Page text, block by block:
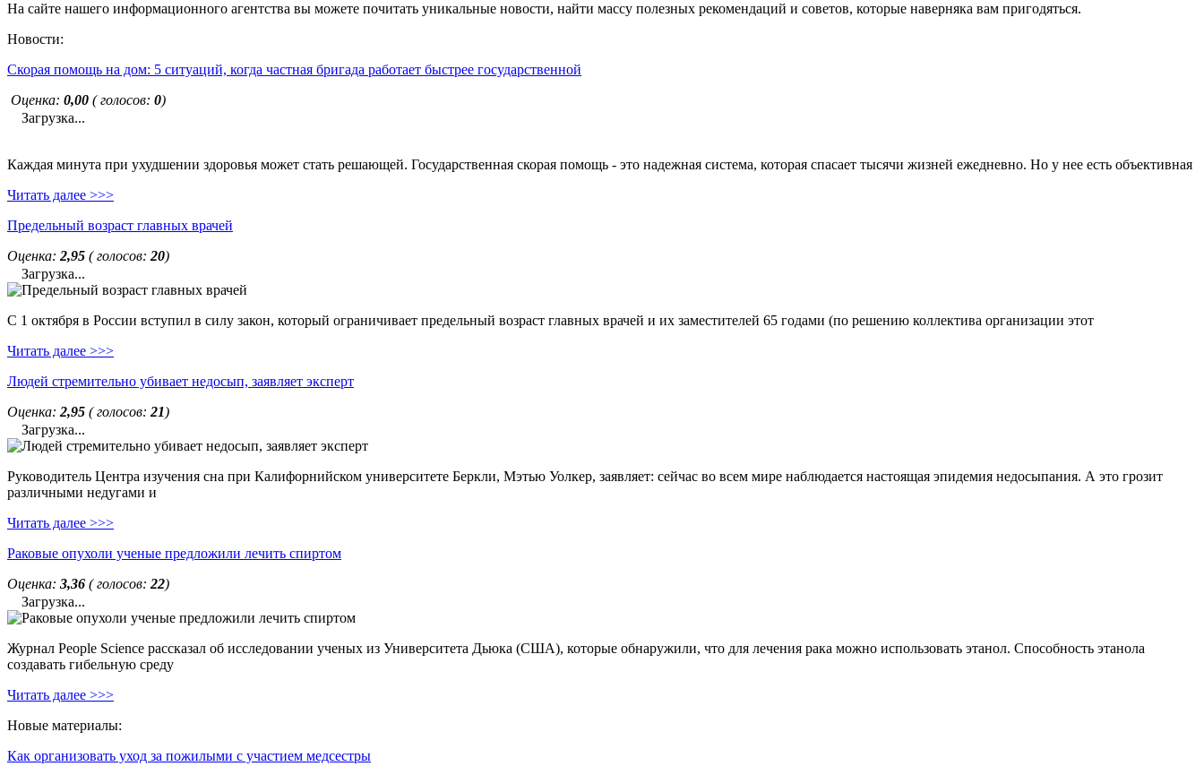
На сайте нашего информационного агентства вы можете почитать уникальные новости, найти массу полезных рекомендаций и советов, которые наверняка вам пригодяться.
Новости:
Скорая помощь на дом: 5 ситуаций, когда частная бригада работает быстрее государственной
Оценка: 0,00 ( голосов: 0)
Загрузка...
Каждая минута при ухудшении здоровья может стать решающей. Государственная скорая помощь - это надежная система, которая спасает тысячи жизней ежедневно. Но у нее есть объективная
Читать далее >>>
Предельный возраст главных врачей
Оценка: 2,95 ( голосов: 20)
Загрузка...
С 1 октября в России вступил в силу закон, который ограничивает предельный возраст главных врачей и их заместителей 65 годами (по решению коллектива организации этот
Читать далее >>>
Людей стремительно убивает недосып, заявляет эксперт
Оценка: 2,95 ( голосов: 21)
Загрузка...
Руководитель Центра изучения сна при Калифорнийском университете Беркли, Мэтью Уолкер, заявляет: сейчас во всем мире наблюдается настоящая эпидемия недосыпания. А это грозит
различными недугами и
Читать далее >>>
Раковые опухоли ученые предложили лечить спиртом
Оценка: 3,36 ( голосов: 22)
Загрузка...
Журнал People Science рассказал об исследовании ученых из Университета Дьюка (США), которые обнаружили, что для лечения рака можно использовать этанол. Способность этанола
создавать гибельную среду
Читать далее >>>
Новые материалы:
Как организовать уход за пожилыми с участием медсестры